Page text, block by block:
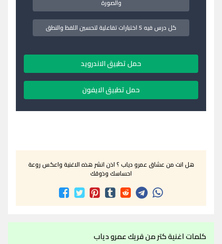
والصورة
كل درس فيه 5 اختبارات تفاعلية لتحسين اللفظ والنطق
حمل تطبيق الاندرويد
حمل تطبيق الايفون
هل انت من عشاق عمرو دياب ؟ اذن انشر هذه الاغنية واعكس روعة
احساسك وذوقك
كلمات اغنية كتر من قريك عمرو دياب